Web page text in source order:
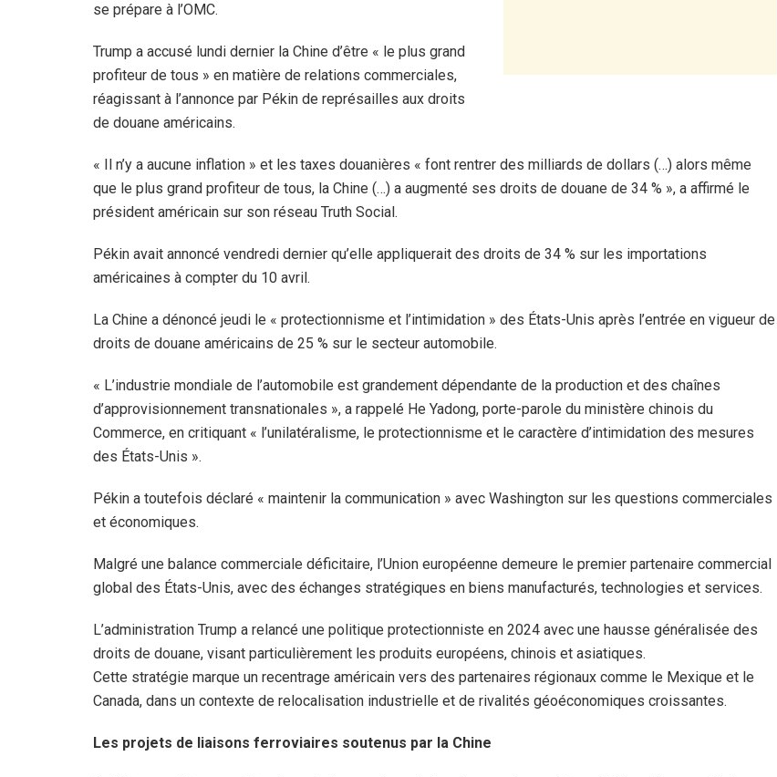
se prépare à l’OMC.
Trump a accusé lundi dernier la Chine d’être « le plus grand
profiteur de tous » en matière de relations commerciales,
réagissant à l’annonce par Pékin de représailles aux droits
de douane américains.
« Il n’y a aucune inflation » et les taxes douanières « font rentrer des milliards de dollars (…) alors même
que le plus grand profiteur de tous, la Chine (…) a augmenté ses droits de douane de 34 % », a affirmé le
président américain sur son réseau Truth Social.
Pékin avait annoncé vendredi dernier qu’elle appliquerait des droits de 34 % sur les importations
américaines à compter du 10 avril.
La Chine a dénoncé jeudi le « protectionnisme et l’intimidation » des États-Unis après l’entrée en vigueur de
droits de douane américains de 25 % sur le secteur automobile.
« L’industrie mondiale de l’automobile est grandement dépendante de la production et des chaînes
d’approvisionnement transnationales », a rappelé He Yadong, porte-parole du ministère chinois du
Commerce, en critiquant « l’unilatéralisme, le protectionnisme et le caractère d’intimidation des mesures
des États-Unis ».
Pékin a toutefois déclaré « maintenir la communication » avec Washington sur les questions commerciales
et économiques.
Malgré une balance commerciale déficitaire, l’Union européenne demeure le premier partenaire commercial
global des États-Unis, avec des échanges stratégiques en biens manufacturés, technologies et services.
L’administration Trump a relancé une politique protectionniste en 2024 avec une hausse généralisée des
droits de douane, visant particulièrement les produits européens, chinois et asiatiques.
Cette stratégie marque un recentrage américain vers des partenaires régionaux comme le Mexique et le
Canada, dans un contexte de relocalisation industrielle et de rivalités géoéconomiques croissantes.
Les projets de liaisons ferroviaires soutenus par la Chine